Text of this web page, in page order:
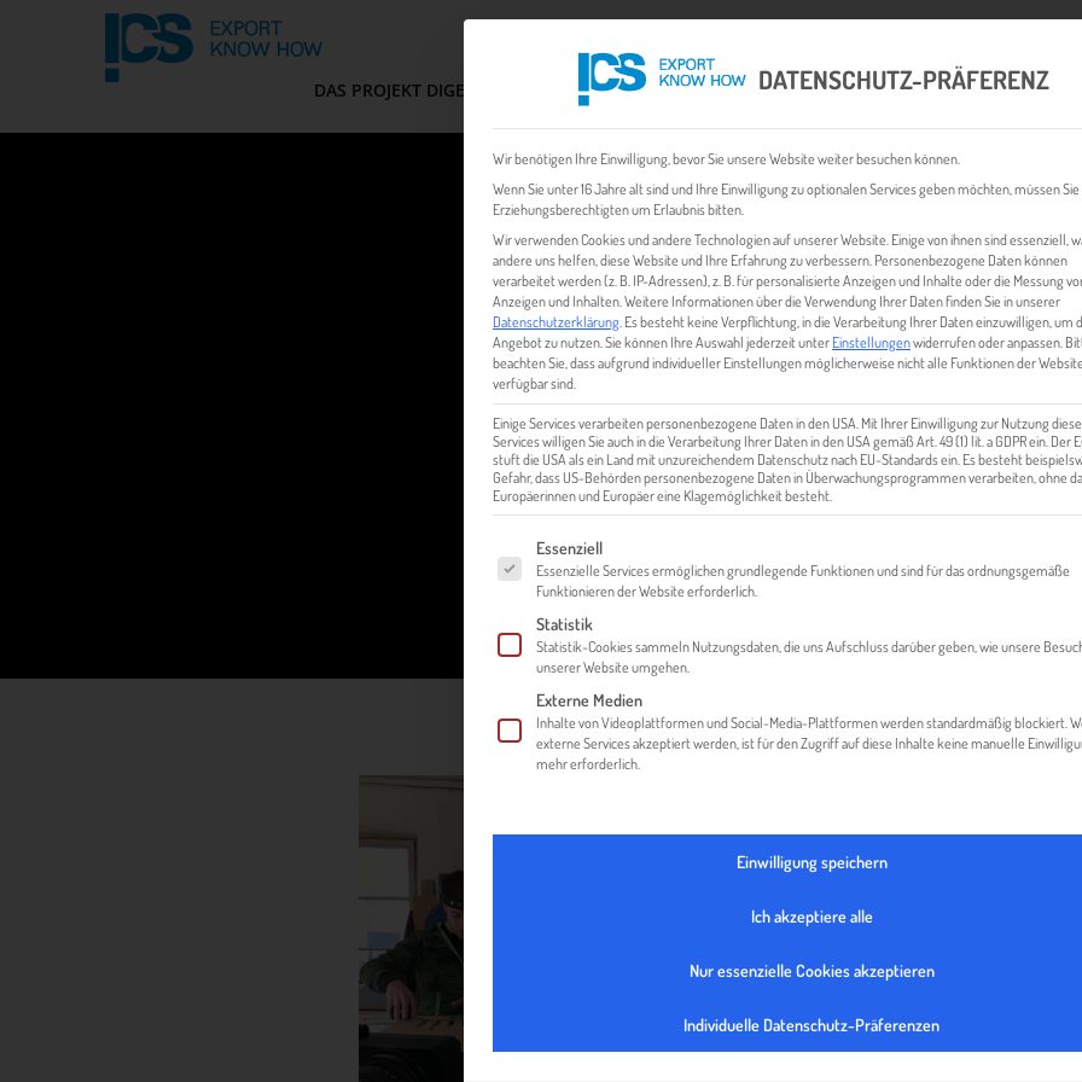
DAS PROJEKT DIGEM FIT CHECK EXPORT BUSINESS PLÄNE EVENTS & NEWS INHALT
IMG_0710_1
DATENSCHUTZ-PRÄFERENZ
Wir benötigen Ihre Einwilligung, bevor Sie unsere Website weiter besuchen können.
Wenn Sie unter 16 Jahre alt sind und Ihre Einwilligung zu optionalen Services geben möchten, müssen
Erziehungsberechtigten um Erlaubnis bitten.
Wir verwenden Cookies und andere Technologien auf unserer Website. Einige von ihnen sind essenziell,
andere uns helfen, diese Website und Ihre Erfahrung zu verbessern. Personenbezogene Daten können
verarbeitet werden (z. B. IP-Adressen), z. B. für personalisierte Anzeigen und Inhalte oder die Messung
Anzeigen und Inhalten. Weitere Informationen über die Verwendung Ihrer Daten finden Sie in unserer
Datenschutzerklärung Es besteht keine Verpflichtung, in die Verarbeitung Ihrer Daten einzuwilligen, um
Angebot zu nutzen. Sie können Ihre Auswahl jederzeit unterEinstellungenwiderrufen oder anpassen.
beachten Sie, dass aufgrund individueller Einstellungen möglicherweise nicht alle Funktionen der Website
verfügbar sind.
Einige Services verarbeiten personenbezogene Daten in den USA. Mit Ihrer Einwilligung zur Nutzung
Services willigen Sie auch in die Verarbeitung Ihrer Daten in den USA gemäß Art. 49 (1) lit. a GDPR ein. Der
stuft die USA als ein Land mit unzureichendem Datenschutz nach EU-Standards ein. Es besteht
Gefahr, dass US-Behörden personenbezogene Daten in Überwachungsprogrammen verarbeiten, ohne
Europäerinnen und Europäer eine Klagemöglichkeit besteht.
Es folgt eine Liste der Service-Gruppen, für die eine Einwilligung erteilt werden
Essenziell
Essenzielle Services ermöglichen grundlegende Funktionen und sind für das ordnungsgemäße
Funktionieren der Website erforderlich.
Statistik
Statistik-Cookies sammeln Nutzungsdaten, die uns Aufschluss darüber geben, wie unsere
unserer Website umgehen.
Externe Medien
Inhalte von Videoplattformen und Social-Media-Plattformen werden standardmäßig blockiert.
externe Services akzeptiert werden, ist für den Zugriff auf diese Inhalte keine manuelle
mehr erforderlich.
Einwilligung speichern
Ich akzeptiere alle
Nur essenzielle Cookies akzeptieren
Individuelle Datenschutz-Präferenzen